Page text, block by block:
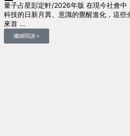
量子占星彭定軒/2026年版 在現今社會中
科技的日新月異、意識的覺醒進化，這些
來首 ...
繼續閱讀 »